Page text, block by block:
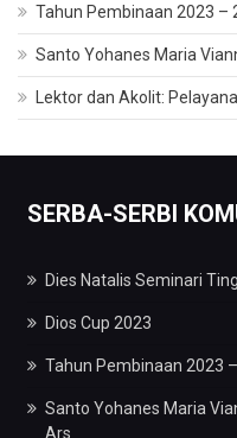
Tahun Pembinaan 2023 –
Santo Yohanes Maria
Lektor dan Akolit:
SERBA-SERBI
Dies Natalis Seminari
Dios Cup 2023
Tahun Pembinaan 2023
Santo Yohanes Maria
Ars